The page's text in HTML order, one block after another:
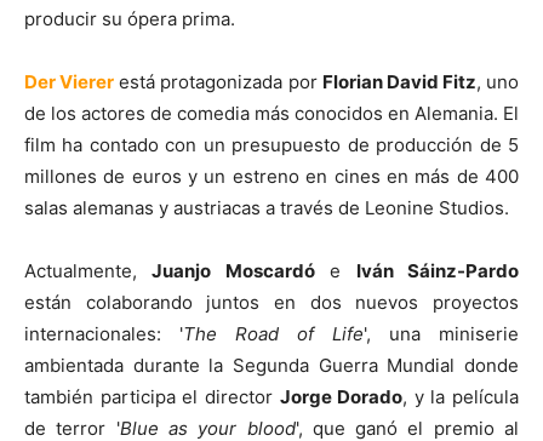
producir su ópera prima.
Der Vierer está protagonizada por Florian David Fitz, uno
de los actores de comedia más conocidos en Alemania. El
film ha contado con un presupuesto de producción de 5
millones de euros y un estreno en cines en más de 400
salas alemanas y austriacas a través de Leonine Studios.
Actualmente,Juanjo Moscardóe Iván Sáinz-Pardo
están colaborando juntos en dos nuevos proyectos
internacionales: 'The Road of Life', una miniserie
ambientada durante la Segunda Guerra Mundial donde
también participa el director Jorge Dorado, y la película
de terror 'Blue as your blood', que ganó el premio al